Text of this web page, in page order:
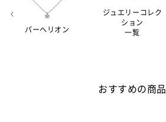
ジュエリーコレク
ション
一覧
パーヘリオン
おすすめの商品